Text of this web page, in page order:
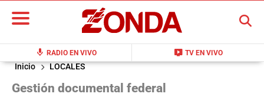
mic RADIO EN VIVO live_tv TV EN VIVO
BUSCAR
Inicio LOCALES
Gestión documental federal